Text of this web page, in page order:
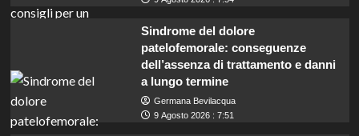
Sindrome del dolore
patelofemorale: conseguenze
dell’assenza di trattamento e danni
a lungo termine
Germana Bevilacqua
9 Agosto 2026 : 7:51